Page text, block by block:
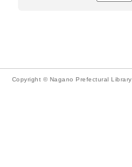
Copyright © Nagano Prefectural Library